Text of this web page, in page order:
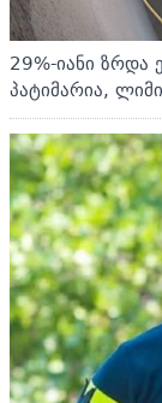
29%-იანი ზრდა
პატიმარია,